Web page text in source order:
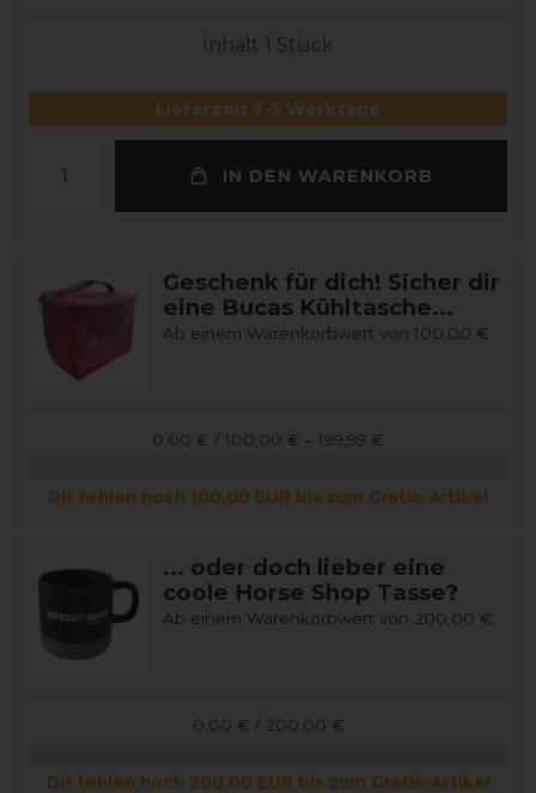
Inhalt 1 Stück
Lieferzeit 3-5 Werktage
IN DEN WARENKORB
Geschenk für dich! Sicher dir
eine Bucas Kühltasche...
Ab einem Warenkorbwert von 100,00 €
0,00 € / 100,00 € – 199,99 €
Dir fehlen noch 100,00 EUR bis zum Gratis-Artikel
... oder doch lieber eine
coole Horse Shop Tasse?
Ab einem Warenkorbwert von 200,00 €
0,00 € / 200,00 €
Dir fehlen noch 200,00 EUR bis zum Gratis-Artikel